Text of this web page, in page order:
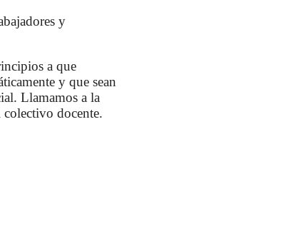
y
a que
y que sean
Llamamos a la
docente.